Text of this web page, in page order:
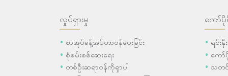
လှုပ်ရှားမှု
စာအုပ်ခန့်အပ်တာဝန်ပေးခြင်း
စုံစမ်းစစ်ဆေးရေး
တစ်ဦးဆရာဝန်ကိုရှာပါ
ကော်
ရင်း
ကေ
သတင်